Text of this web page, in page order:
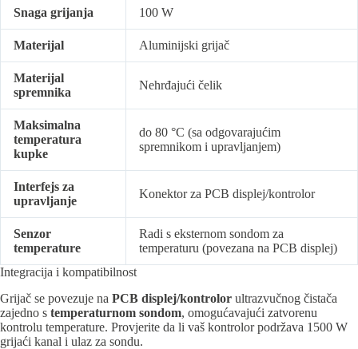
Snaga grijanja 100 W
Materijal Aluminijski grijač
Materijal
spremnika
Nehrđajući čelik
Maksimalna
temperatura
kupke
do 80 °C (sa odgovarajućim
spremnikom i upravljanjem)
Interfejs za
upravljanje
Konektor za PCB displej/kontrolor
Senzor
temperature
Radi s eksternom sondom za
temperaturu (povezana na PCB displej)
Integracija i kompatibilnost
Grijač se povezuje na PCB displej/kontrolor ultrazvučnog čistača
zajedno s temperaturnom sondom, omogućavajući zatvorenu
kontrolu temperature. Provjerite da li vaš kontrolor podržava 1500 W
grijaći kanal i ulaz za sondu.